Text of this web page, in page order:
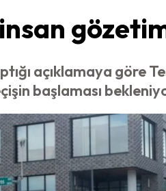
açıklamaya göre
başlaması